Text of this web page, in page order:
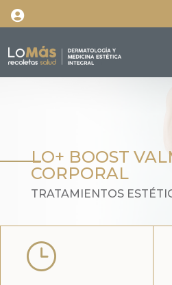

LO+ BOOST
CORPORAL
TRATAMIENTOS
}